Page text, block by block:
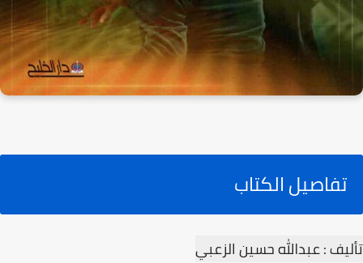
تفاصيل الكتاب
تأليف : عبدالله حسين الزعبي